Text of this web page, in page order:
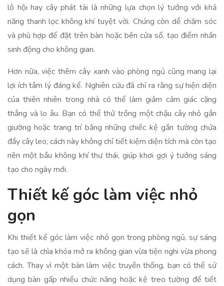
lô hội hay cây phát tài là những lựa chọn lý tưởng với khả
năng thanh lọc không khí tuyệt vời. Chúng còn dễ chăm sóc
và phù hợp để đặt trên bàn hoặc bên cửa sổ, tạo điểm nhấn
sinh động cho không gian.
Hơn nữa, việc thêm cây xanh vào phòng ngủ cũng mang lại
lợi ích tâm lý đáng kể. Nghiên cứu đã chỉ ra rằng sự hiện diện
của thiên nhiên trong nhà có thể làm giảm cảm giác căng
thẳng và lo âu. Bạn có thể thử trồng một chậu cây nhỏ gần
giường hoặc trang trí bằng những chiếc kệ gắn tường chứa
đầy cây leo; cách này không chỉ tiết kiệm diện tích mà còn tạo
nên một bầu không khí thư thái, giúp khơi gợi ý tưởng sáng
tạo cho ngày mới.
Thiết kế góc làm việc nhỏ
gọn
Khi thiết kế góc làm việc nhỏ gọn trong phòng ngủ, sự sáng
tạo sẽ là chìa khóa mở ra không gian vừa tiện nghi vừa phong
cách. Thay vì một bàn làm việc truyền thống, bạn có thể sử
dụng bàn gấp nhiều chức năng hoặc kệ treo tường để tiết